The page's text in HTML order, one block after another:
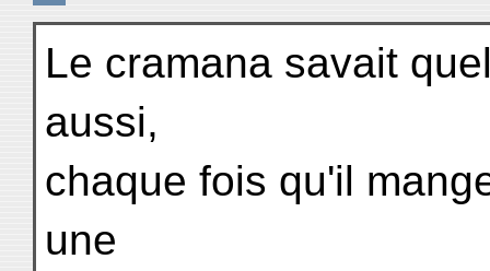
Le cramana savait
aussi,
chaque fois qu'il
une